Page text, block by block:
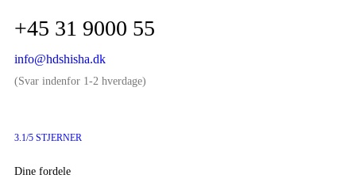
+45 31 9000 55
info@hdshisha.dk
(Svar indenfor 1-2 hverdage)
3.1/5 STJERNER
Dine fordele